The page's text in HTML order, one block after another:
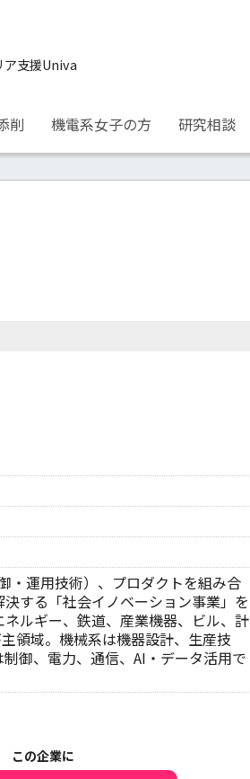
ア支援Univa
削 機電系女子の方 研究相談
・運用技術）、プロダクトを組み合
する「社会イノベーション事業」を
ルギー、鉄道、産業機器、ビル、計
領域。機械系は機器設計、生産技
御、電力、通信、AI・データ活用で
この企業に